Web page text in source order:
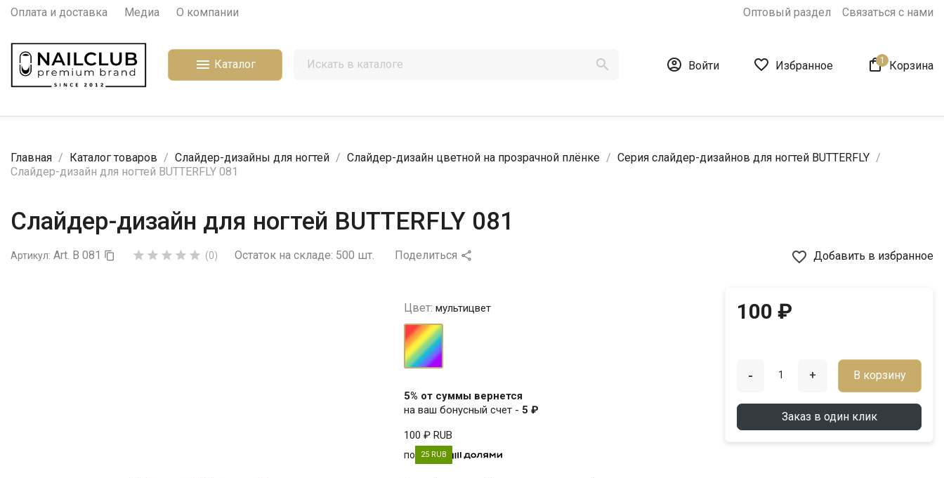
Оплата и доставка Медиа О компании Оптовый раздел Связаться с нами
 Каталог   Войти  Избранное  Корзина
1
Главная Каталог товаров Слайдер-дизайны для ногтей Слайдер-дизайн цветной на прозрачной плёнке
Серия слайдер-дизайнов для ногтей BUTTERFLY
Слайдер-дизайн для ногтей BUTTERFLY 081
Слайдер-дизайн для ногтей BUTTERFLY 081
Артикул: Art. B 081       (0) Остаток на складе: 500 шт. Поделиться  favorite_border Добавить в избранное
Цвет: мультицвет
мультицвет
5% от суммы вернется
на ваш бонусный счет - 5 ₽
100 ₽ RUB
по 25 RUB
100 ₽
- + В корзину
Заказ в один клик